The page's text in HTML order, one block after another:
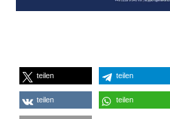
teilen teilen
teilen teilen